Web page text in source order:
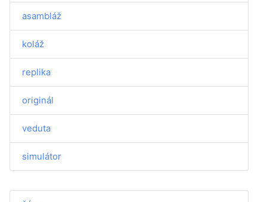
asambláž
koláž
replika
originál
veduta
simulátor